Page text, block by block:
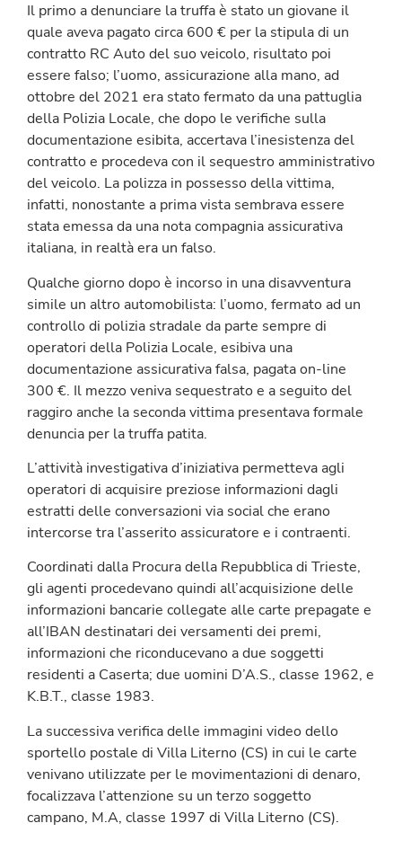
Il primo a denunciare la truffa è stato un giovane il
quale aveva pagato circa 600 € per la stipula di un
contratto RC Auto del suo veicolo, risultato poi
essere falso; l’uomo, assicurazione alla mano, ad
ottobre del 2021 era stato fermato da una pattuglia
della Polizia Locale, che dopo le verifiche sulla
documentazione esibita, accertava l’inesistenza del
contratto e procedeva con il sequestro amministrativo
del veicolo. La polizza in possesso della vittima,
infatti, nonostante a prima vista sembrava essere
stata emessa da una nota compagnia assicurativa
italiana, in realtà era un falso.
Qualche giorno dopo è incorso in una disavventura
simile un altro automobilista: l’uomo, fermato ad un
controllo di polizia stradale da parte sempre di
operatori della Polizia Locale, esibiva una
documentazione assicurativa falsa, pagata on-line
300 €. Il mezzo veniva sequestrato e a seguito del
raggiro anche la seconda vittima presentava formale
denuncia per la truffa patita.
L’attività investigativa d’iniziativa permetteva agli
operatori di acquisire preziose informazioni dagli
estratti delle conversazioni via social che erano
intercorse tra l’asserito assicuratore e i contraenti.
Coordinati dalla Procura della Repubblica di Trieste,
gli agenti procedevano quindi all’acquisizione delle
informazioni bancarie collegate alle carte prepagate e
all’IBAN destinatari dei versamenti dei premi,
informazioni che riconducevano a due soggetti
residenti a Caserta; due uomini D’A.S., classe 1962, e
K.B.T., classe 1983.
La successiva verifica delle immagini video dello
sportello postale di Villa Literno (CS) in cui le carte
venivano utilizzate per le movimentazioni di denaro,
focalizzava l’attenzione su un terzo soggetto
campano, M.A, classe 1997 di Villa Literno (CS).